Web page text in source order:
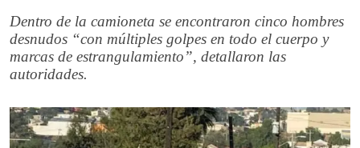
Dentro de la camioneta se encontraron cinco hombres
desnudos “con múltiples golpes en todo el cuerpo y
marcas de estrangulamiento”, detallaron las
autoridades.